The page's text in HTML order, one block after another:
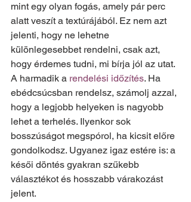
mint egy olyan fogás, amely pár perc
alatt veszít a textúrájából. Ez nem azt
jelenti, hogy ne lehetne
különlegesebbet rendelni, csak azt,
hogy érdemes tudni, mi bírja jól az utat.
A harmadik a rendelési időzítés. Ha
ebédcsúcsban rendelsz, számolj azzal,
hogy a legjobb helyeken is nagyobb
lehet a terhelés. Ilyenkor sok
bosszúságot megspórol, ha kicsit előre
gondolkodsz. Ugyanez igaz estére is: a
késői döntés gyakran szűkebb
választékot és hosszabb várakozást
jelent.